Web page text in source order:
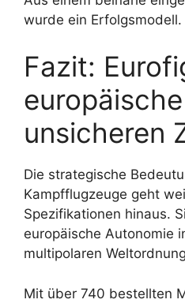
wurde ein Erfolgsmodell.
Fazit:
unsicheren
Die strategische
Kampfflugzeuge geht
Spezifikationen hinaus.
europäische Autonomie
multipolaren
Mit über 740 bestellten